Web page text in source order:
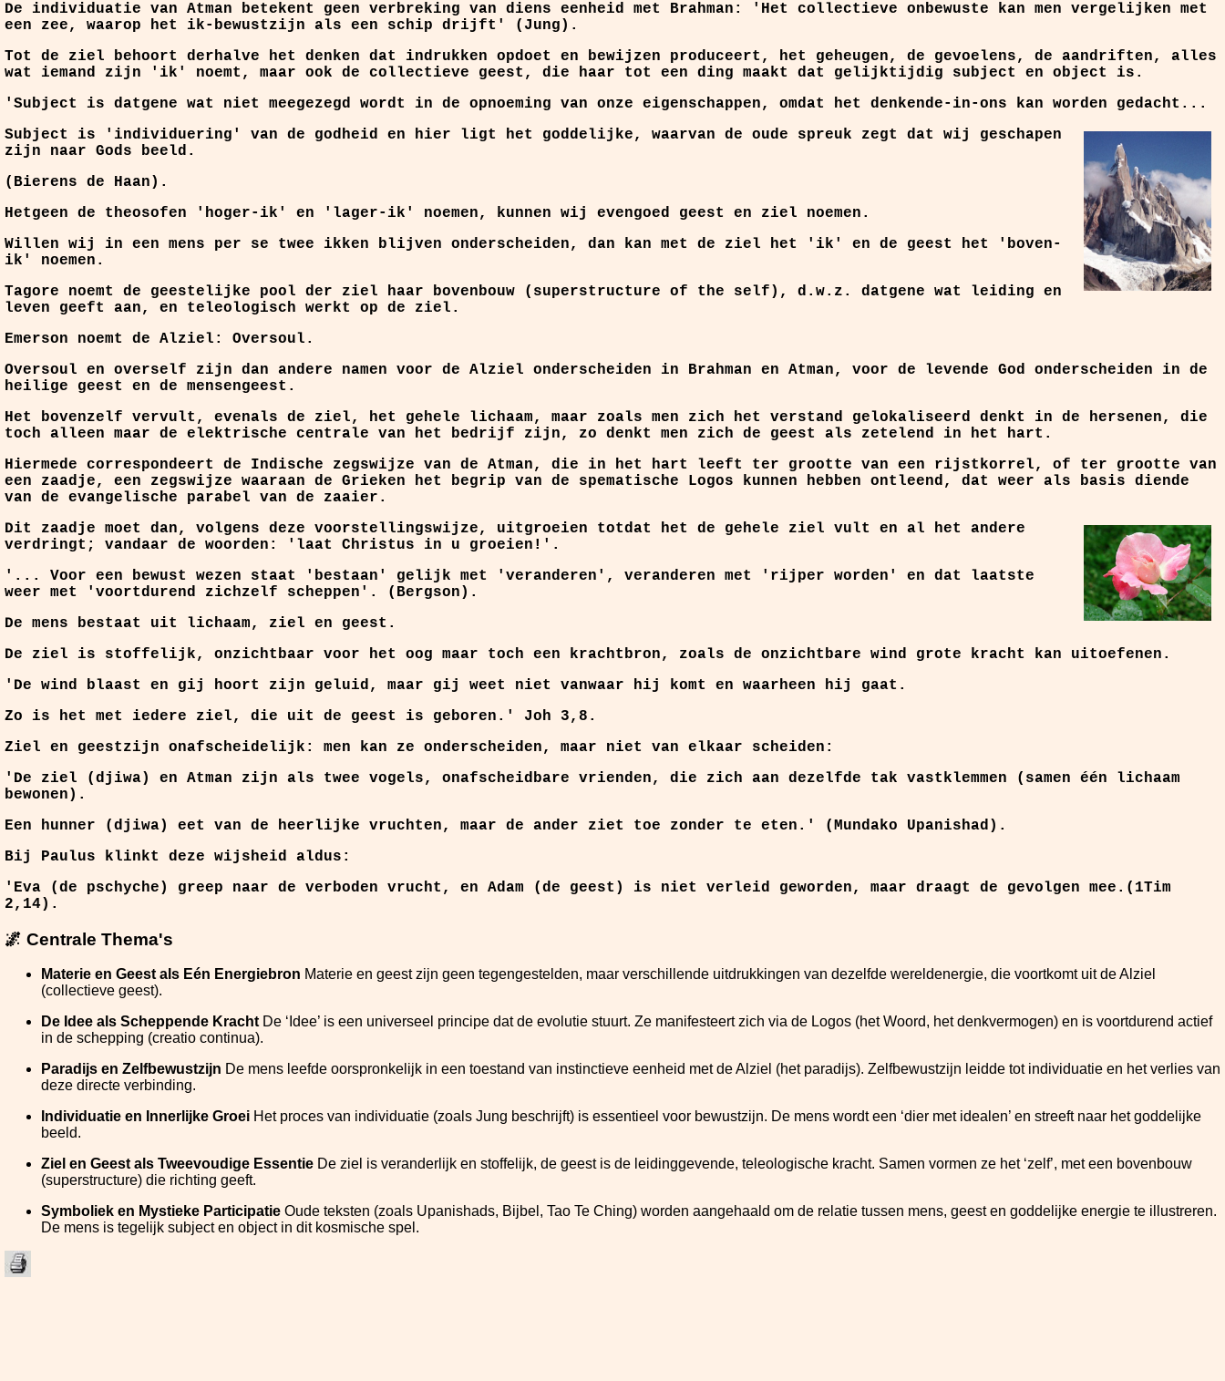
De individuatie van Atman betekent geen verbreking van diens eenheid met Brahman: 'Het collectieve onbewuste kan men vergelijken met
een zee, waarop het ik-bewustzijn als een schip drijft' (Jung).
Tot de ziel behoort derhalve het denken dat indrukken opdoet en bewijzen produceert, het geheugen, de gevoelens, de aandriften, alles
wat iemand zijn 'ik' noemt, maar ook de collectieve geest, die haar tot een ding maakt dat gelijktijdig subject en object is.
'Subject is datgene wat niet meegezegd wordt in de opnoeming van onze eigenschappen, omdat het denkende-in-ons kan worden gedacht...
Subject is 'individuering' van de godheid en hier ligt het goddelijke, waarvan de oude spreuk zegt dat wij geschapen
zijn naar Gods beeld.
(Bierens de Haan).
Hetgeen de theosofen 'hoger-ik' en 'lager-ik' noemen, kunnen wij evengoed geest en ziel noemen.
Willen wij in een mens per se twee ikken blijven onderscheiden, dan kan met de ziel het 'ik' en de geest het 'boven-
ik' noemen.
Tagore noemt de geestelijke pool der ziel haar bovenbouw (superstructure of the self), d.w.z. datgene wat leiding en
leven geeft aan, en teleologisch werkt op de ziel.
Emerson noemt de Alziel: Oversoul.
Oversoul en overself zijn dan andere namen voor de Alziel onderscheiden in Brahman en Atman, voor de levende God onderscheiden in de
heilige geest en de mensengeest.
Het bovenzelf vervult, evenals de ziel, het gehele lichaam, maar zoals men zich het verstand gelokaliseerd denkt in de hersenen, die
toch alleen maar de elektrische centrale van het bedrijf zijn, zo denkt men zich de geest als zetelend in het hart.
Hiermede correspondeert de Indische zegswijze van de Atman, die in het hart leeft ter grootte van een rijstkorrel, of ter grootte van
een zaadje, een zegswijze waaraan de Grieken het begrip van de spematische Logos kunnen hebben ontleend, dat weer als basis diende
van de evangelische parabel van de zaaier.
Dit zaadje moet dan, volgens deze voorstellingswijze, uitgroeien totdat het de gehele ziel vult en al het andere
verdringt; vandaar de woorden: 'laat Christus in u groeien!'.
'... Voor een bewust wezen staat 'bestaan' gelijk met 'veranderen', veranderen met 'rijper worden' en dat laatste
weer met 'voortdurend zichzelf scheppen'. (Bergson).
De mens bestaat uit lichaam, ziel en geest.
De ziel is stoffelijk, onzichtbaar voor het oog maar toch een krachtbron, zoals de onzichtbare wind grote kracht kan uitoefenen.
'De wind blaast en gij hoort zijn geluid, maar gij weet niet vanwaar hij komt en waarheen hij gaat.
Zo is het met iedere ziel, die uit de geest is geboren.' Joh 3,8.
Ziel en geestzijn onafscheidelijk: men kan ze onderscheiden, maar niet van elkaar scheiden:
'De ziel (djiwa) en Atman zijn als twee vogels, onafscheidbare vrienden, die zich aan dezelfde tak vastklemmen (samen één lichaam
bewonen).
Een hunner (djiwa) eet van de heerlijke vruchten, maar de ander ziet toe zonder te eten.' (Mundako Upanishad).
Bij Paulus klinkt deze wijsheid aldus:
'Eva (de pschyche) greep naar de verboden vrucht, en Adam (de geest) is niet verleid geworden, maar draagt de gevolgen mee.(1Tim
2,14).
🌌 Centrale Thema's
Materie en Geest als Eén Energiebron Materie en geest zijn geen tegengestelden, maar verschillende uitdrukkingen van dezelfde wereldenergie, die voortkomt uit de Alziel
(collectieve geest).
De Idee als Scheppende KrachtDe ‘Idee’ is een universeel principe dat de evolutie stuurt. Ze manifesteert zich via de Logos (het Woord, het denkvermogen) en is voortdurend actief
in de schepping (creatio continua).
Paradijs en Zelfbewustzijn De mens leefde oorspronkelijk in een toestand van instinctieve eenheid met de Alziel (het paradijs). Zelfbewustzijn leidde tot individuatie en het verlies van
deze directe verbinding.
Individuatie en Innerlijke Groei Het proces van individuatie (zoals Jung beschrijft) is essentieel voor bewustzijn. De mens wordt een ‘dier met idealen’ en streeft naar het goddelijke
beeld.
Ziel en Geest als Tweevoudige Essentie De ziel is veranderlijk en stoffelijk, de geest is de leidinggevende, teleologische kracht. Samen vormen ze het ‘zelf’, met een bovenbouw
(superstructure) die richting geeft.
Symboliek en Mystieke Participatie Oude teksten (zoals Upanishads, Bijbel, Tao Te Ching) worden aangehaald om de relatie tussen mens, geest en goddelijke energie te illustreren.
De mens is tegelijk subject en object in dit kosmische spel.